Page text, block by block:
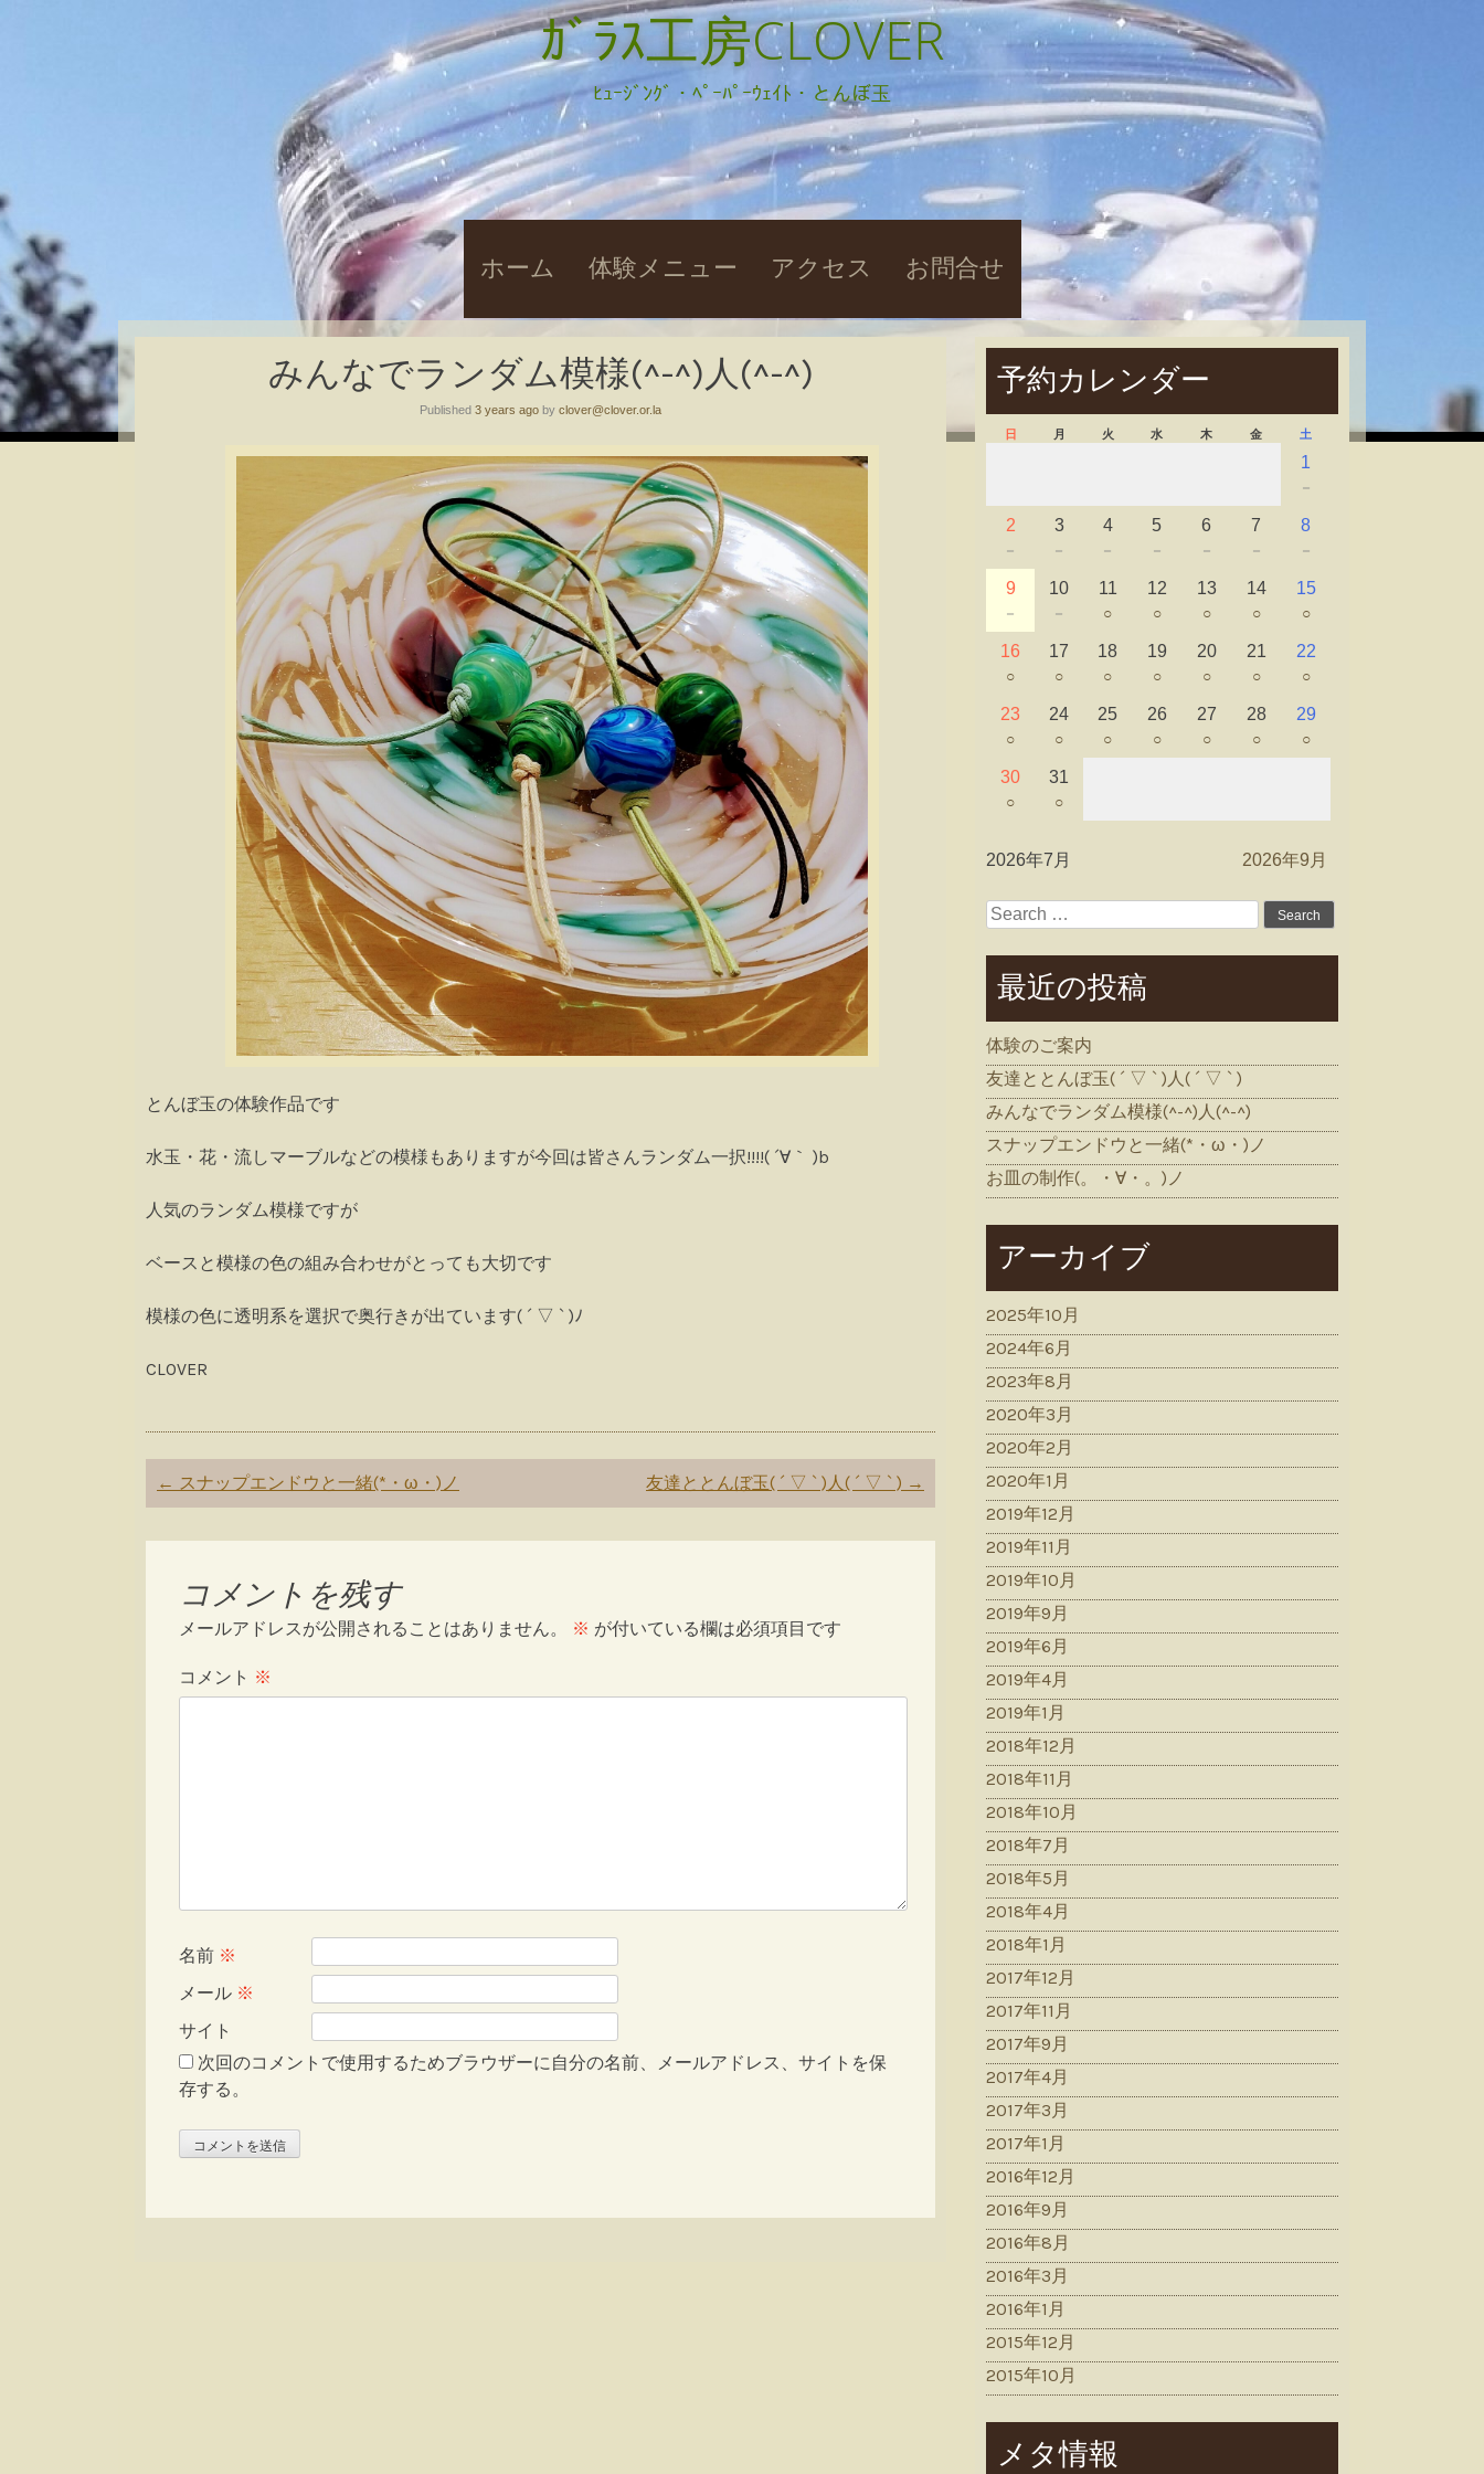
ｶﾞﾗｽ工房CLOVER
ﾋｭｰｼﾞﾝｸﾞ・ﾍﾟｰﾊﾟｰｳｪｲﾄ・とんぼ玉
Skip
ホーム 体験メニュー アクセス お問合せ
みんなでランダム模様(^-^)人(^-^)
Published 3 years ago by clover@clover.or.la
とんぼ玉の体験作品です
水玉・花・流しマーブルなどの模様もありますが今回は皆さんランダム一択!!!!( ´∀｀ )b
人気のランダム模様ですが
ベースと模様の色の組み合わせがとっても大切です
模様の色に透明系を選択で奥行きが出ています( ´ ▽ ` )ﾉ
CLOVER
Post
navigation
← スナップエンドウと一緒(*・ω・)ノ 友達ととんぼ玉( ´ ▽ ` )人( ´ ▽ ` ) →
コメントを残す
メールアドレスが公開されることはありません。 ※ が付いている欄は必須項目です
コメント ※
名前 ※
メール ※
サイト
次回のコメントで使用するためブラウザーに自分の名前、メールアドレス、サイトを保
存する。
予約カレンダー
日 月 火 水 木 金 土
1
－
2
－
3
－
4
－
5
－
6
－
7
－
8
－
9
－
10
－
11
○
12
○
13
○
14
○
15
○
16
○
17
○
18
○
19
○
20
○
21
○
22
○
23
○
24
○
25
○
26
○
27
○
28
○
29
○
30
○
31
○
2026年7月 2026年9月
Search
最近の投稿
体験のご案内
友達ととんぼ玉( ´ ▽ ` )人( ´ ▽ ` )
みんなでランダム模様(^-^)人(^-^)
スナップエンドウと一緒(*・ω・)ノ
お皿の制作(。・∀・。)ノ
アーカイブ
2025年10月
2024年6月
2023年8月
2020年3月
2020年2月
2020年1月
2019年12月
2019年11月
2019年10月
2019年9月
2019年6月
2019年4月
2019年1月
2018年12月
2018年11月
2018年10月
2018年7月
2018年5月
2018年4月
2018年1月
2017年12月
2017年11月
2017年9月
2017年4月
2017年3月
2017年1月
2016年12月
2016年9月
2016年8月
2016年3月
2016年1月
2015年12月
2015年10月
メタ情報